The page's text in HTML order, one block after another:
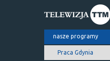
nasze programy
Praca Gdynia